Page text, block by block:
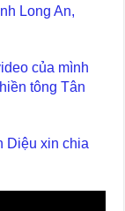
Long An,
của mình
tông Tân
Diệu xin chia